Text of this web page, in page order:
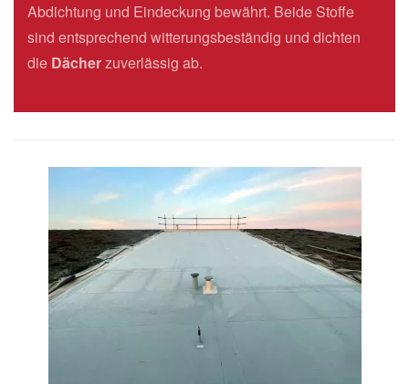
Abdichtung und Eindeckung bewährt. Beide Stoffe
sind entsprechend witterungsbeständig und dichten
die Dächerzuverlässig ab.
Bild vergrößern